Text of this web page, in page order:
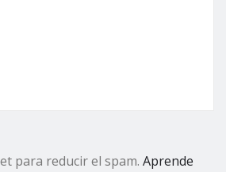
para reducir el spam. Aprende